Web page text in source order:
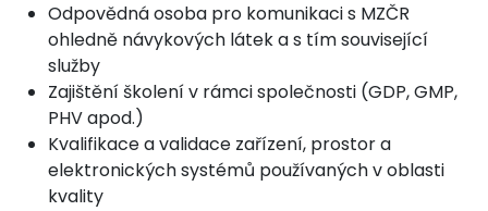
Odpovědná osoba pro komunikaci s MZČR
ohledně návykových látek a s tím související
služby
Zajištění školení v rámci společnosti (GDP, GMP,
PHV apod.)
Kvalifikace a validace zařízení, prostor a
elektronických systémů používaných v oblasti
kvality